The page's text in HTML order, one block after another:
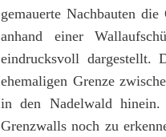
gemauerte Nachbauten
anhand einer
eindrucksvoll
ehemaligen Grenze
in den Nadelwald hinein.
Grenzwalls noch zu